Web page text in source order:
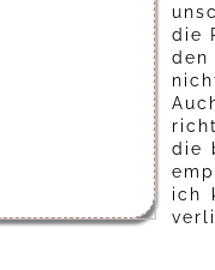
die
den
die
ich